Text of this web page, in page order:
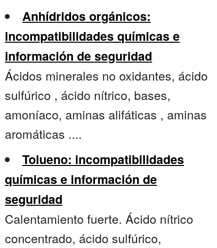
Anhídridos orgánicos:
incompatibilidades químicas e
información de seguridad
Ácidos minerales no oxidantes, ácido
sulfúrico , ácido nítrico, bases,
amoníaco, aminas alifáticas , aminas
aromáticas ....
Tolueno: incompatibilidades
químicas e información de
seguridad
Calentamiento fuerte. Ácido nítrico
concentrado, ácido sulfúrico,